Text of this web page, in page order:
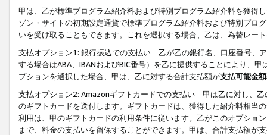
甲は、乙が標準プログラム紹介料および特別プログラム紹介料を獲得
ゾン・サイトの初期設定通貨で標準プログラム紹介料および特別プロ
いを受け取ることもできます。これを選択する場合、乙は、為替レー
支払オプション1: 銀行振込での支払い 乙が乙の銀行名、口座番号、
する場合はABA、IBANおよびBIC番号）を乙に提供することにより、
プションを選択した場合、甲は、乙に対する合計支払額が支払可能金
支払オプション2: Amazonギフトカードでの支払い 甲は乙に対し、乙
のギフトカードを送付します。ギフトカードは、獲得した紹介料相当
利用は、甲のギフトカードの利用条件に従います。乙がこのオプショ
まで、料金の支払いを留保することができます。甲は、合計支払額が